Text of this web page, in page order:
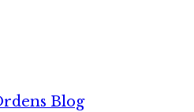
Blog